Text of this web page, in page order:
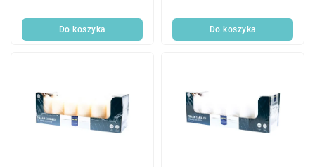
Do koszyka Do koszyka